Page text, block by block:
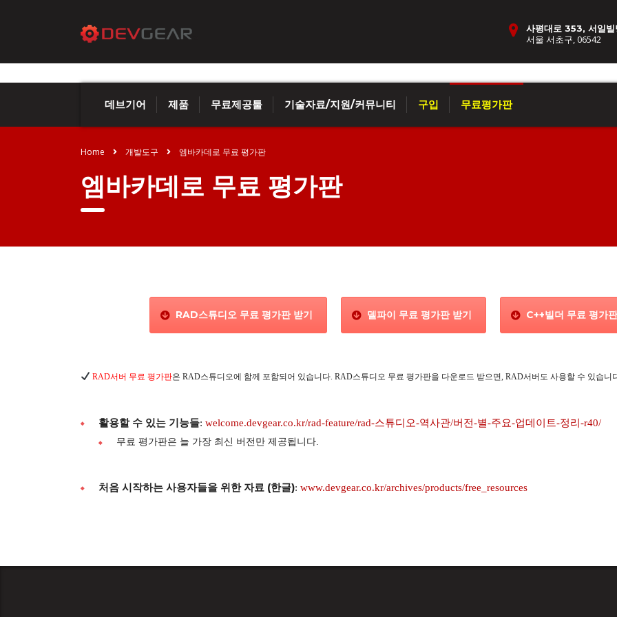
사평대로 353, 서일
서울 서초구, 06542
데브기어 제품 무료제공툴 기술자료/지원/커뮤니티 구입 무료평가판
Home 개발도구 엠바카데로 무료 평가판
엠바카데로 무료 평가판
RAD스튜디오 무료 평가판 받기 델파이 무료 평가판 받기 C++빌더 무료 평가
RAD서버 무료 평가판은 RAD스튜디오에 함께 포함되어 있습니다. RAD스튜디오 무료 평가판을 다운로드 받으면, RAD서버도 사용할 수 있습니
활용할 수 있는 기능들: welcome.devgear.co.kr/rad-feature/rad-스튜디오-역사관/버전-별-주요-업데이트-정리-r40/
무료 평가판은 늘 가장 최신 버전만 제공됩니다.
처음 시작하는 사용자들을 위한 자료 (한글): www.devgear.co.kr/archives/products/free_resources